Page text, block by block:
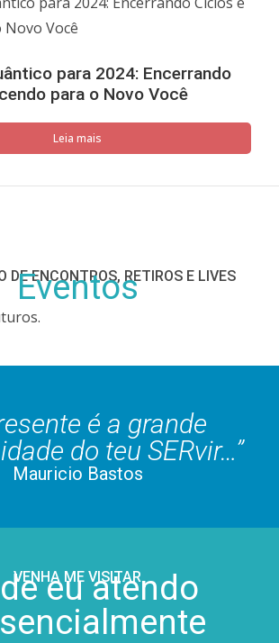
para 2024: Encerrando
para o Novo Você
Leia mais
DE ENCONTROS, RETIROS E LIVES
Eventos
é a grande
do teu SERvir…”
Mauricio Bastos
VENHA ME VISITAR
eu atendo